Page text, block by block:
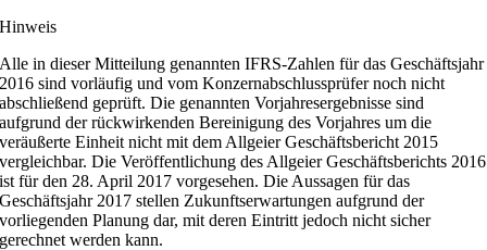
Hinweis
Alle in dieser Mitteilung genannten IFRS-Zahlen für das Geschäftsjahr
2016 sind vorläufig und vom Konzernabschlussprüfer noch nicht
abschließend geprüft. Die genannten Vorjahresergebnisse sind
aufgrund der rückwirkenden Bereinigung des Vorjahres um die
veräußerte Einheit nicht mit dem Allgeier Geschäftsbericht 2015
vergleichbar. Die Veröffentlichung des Allgeier Geschäftsberichts 2016
ist für den 28. April 2017 vorgesehen. Die Aussagen für das
Geschäftsjahr 2017 stellen Zukunftserwartungen aufgrund der
vorliegenden Planung dar, mit deren Eintritt jedoch nicht sicher
gerechnet werden kann.